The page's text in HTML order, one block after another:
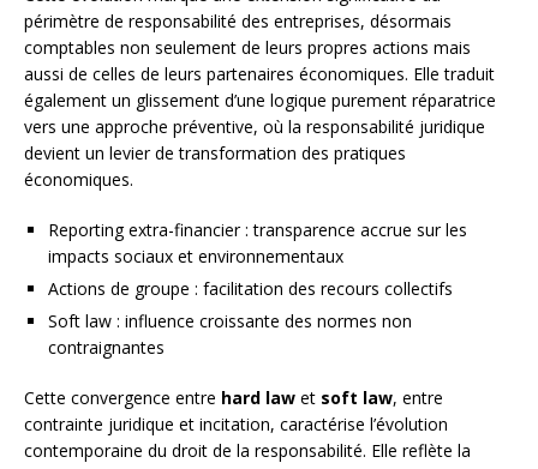
périmètre de responsabilité des entreprises, désormais
comptables non seulement de leurs propres actions mais
aussi de celles de leurs partenaires économiques. Elle traduit
également un glissement d’une logique purement réparatrice
vers une approche préventive, où la responsabilité juridique
devient un levier de transformation des pratiques
économiques.
Reporting extra-financier : transparence accrue sur les
impacts sociaux et environnementaux
Actions de groupe : facilitation des recours collectifs
Soft law : influence croissante des normes non
contraignantes
Cette convergence entre hard law et soft law, entre
contrainte juridique et incitation, caractérise l’évolution
contemporaine du droit de la responsabilité. Elle reflète la